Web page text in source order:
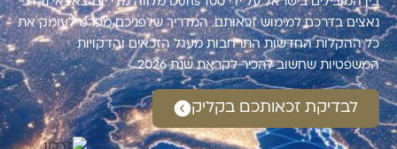
נאצים בדרכם למימוש זכאותם. המדריך שלפניכם מפרט לעומק את
כל ההקלות החדשות התרחבות מעגל הזכאים והדקויות
המשפטיות שחשוב להכיר לקראת שנת 2026.
לבדיקת זכאותכם בקליק